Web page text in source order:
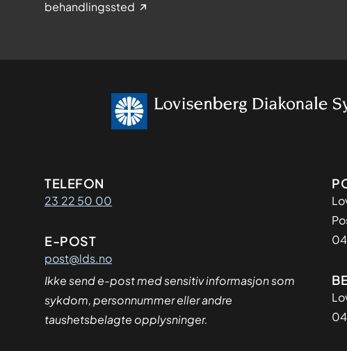
behandlingssted
Kontaktinformasjon
TELEFON
23 22 50 00
E-POST
post@lds.no
Ikke send e-post med sensitiv informasjon som
sykdom, personnummer eller andre
taushetsbelagte opplysninger.